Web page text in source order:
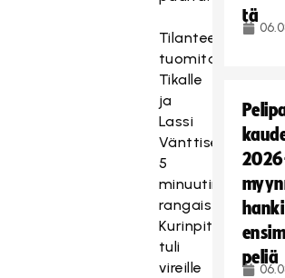
Tilanteesta
tuomitaan
Tikalle
ja
Lassi
Vänttiselle
5
minuutin
rangaistukset.
Kurinpitokäsittely
tuli
vireille
tä
peliä